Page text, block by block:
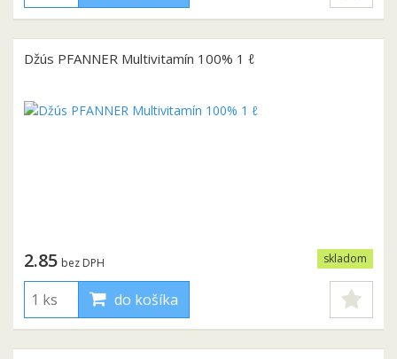
Džús PFANNER Multivitamín 100% 1 ℓ
skladom
2.85 bez DPH
do košíka